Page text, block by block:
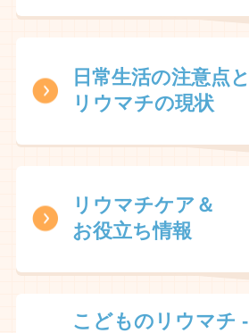
日常生活の注意点と
リウマチの現状
リウマチケア＆
お役立ち情報
こどものリウマチ -